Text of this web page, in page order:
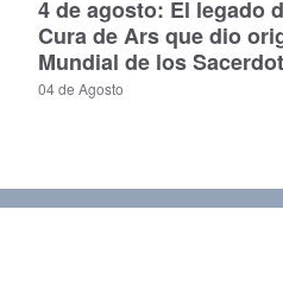
4 de agosto: El legado
Cura de Ars que dio
Mundial de los
04 de Agosto